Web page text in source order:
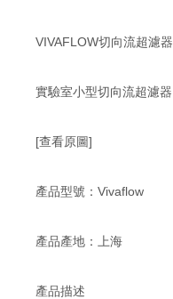
VIVAFLOW切向流超濾器
實驗室小型切向流超濾器
[查看原圖]
產品型號：Vivaflow
產品產地：上海
產品描述